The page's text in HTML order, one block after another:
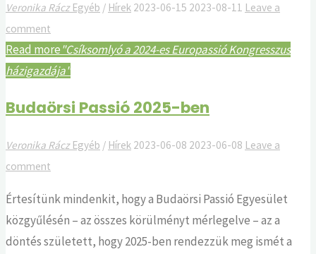
Veronika Rácz Egyéb / Hírek 2023-06-15 2023-08-11 Leave a
comment
Read more"Csíksomlyó a 2024-es Europassió Kongresszus
házigazdája"
Budaörsi Passió 2025-ben
Veronika Rácz Egyéb / Hírek 2023-06-08 2023-06-08 Leave a
comment
Értesítünk mindenkit, hogy a Budaörsi Passió Egyesület
közgyűlésén – az összes körülményt mérlegelve – az a
döntés született, hogy 2025-ben rendezzük meg ismét a